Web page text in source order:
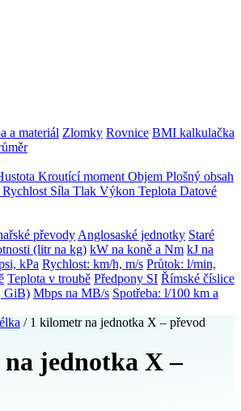
a materiál Zlomky Rovnice BMI kalkulačka
Kroutící moment Objem Plošný obsah
Rychlost Síla Tlak Výkon Teplota Datové
převody Anglosaské jednotky Staré
(litr na kg) kW na koně a Nm kJ na
kPa Rychlost: km/h, m/s Průtok: l/min,
Teplota v troubě Předpony SI Římské číslice
GiB) Mbps na MB/s Spotřeba: l/100 km a
/ 1 kilometr na jednotka X – převod
jednotka X –